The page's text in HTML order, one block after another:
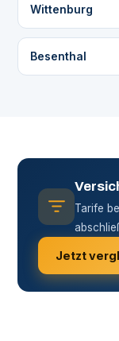
Wittenburg
Besenthal
Tarife
Jetzt